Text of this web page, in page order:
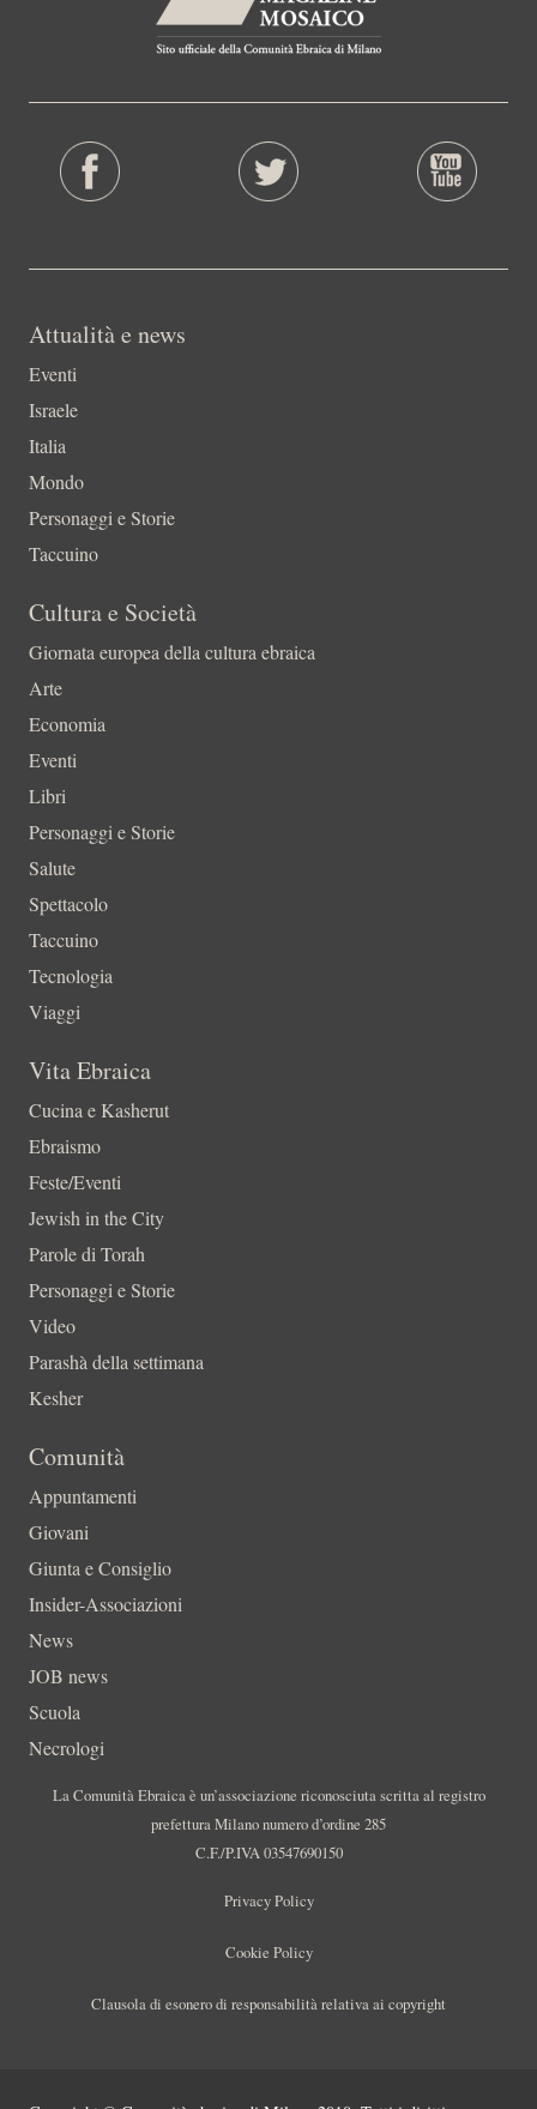
Attualità e news
Eventi
Israele
Italia
Mondo
Personaggi e Storie
Taccuino
Cultura e Società
Giornata europea della cultura ebraica
Arte
Economia
Eventi
Libri
Personaggi e Storie
Salute
Spettacolo
Taccuino
Tecnologia
Viaggi
Vita Ebraica
Cucina e Kasherut
Ebraismo
Feste/Eventi
Jewish in the City
Parole di Torah
Personaggi e Storie
Video
Parashà della settimana
Kesher
Comunità
Appuntamenti
Giovani
Giunta e Consiglio
Insider-Associazioni
News
JOB news
Scuola
Necrologi
La Comunità Ebraica è un’associazione riconosciuta scritta al registro
prefettura Milano numero d’ordine 285
C.F./P.IVA 03547690150
Privacy Policy
Cookie Policy
Clausola di esonero di responsabilità relativa ai copyright